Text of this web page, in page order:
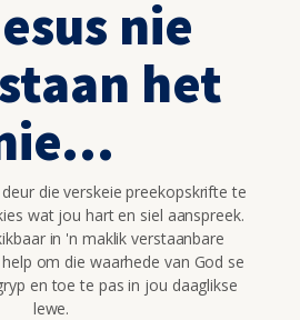
nie
het
die verskeie preekopskrifte te
wat jou hart en siel aanspreek.
in 'n maklik verstaanbare
om die waarhede van God se
en toe te pas in jou daaglikse
lewe.